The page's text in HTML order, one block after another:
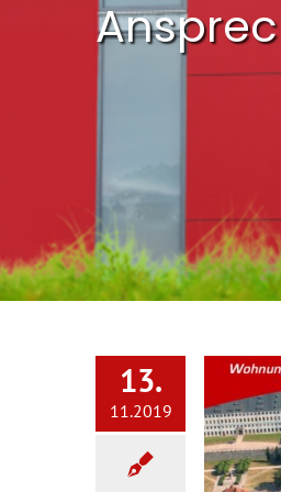
13.
11.2019